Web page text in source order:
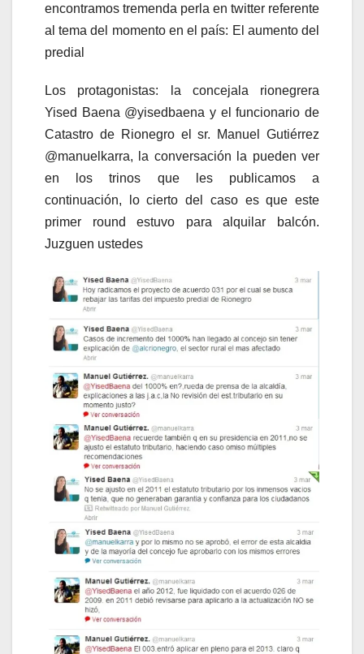
encontramos tremenda perla en twitter referente
al tema del momento en el país: El aumento del
predial
Los protagonistas: la concejala rionegrera
Yised Baena @yisedbaena y el funcionario de
Catastro de Rionegro el sr. Manuel Gutiérrez
@manuelkarra, la conversación la pueden ver
en los trinos que les publicamos a
continuación, lo cierto del caso es que este
primer round estuvo para alquilar balcón.
Juzguen ustedes